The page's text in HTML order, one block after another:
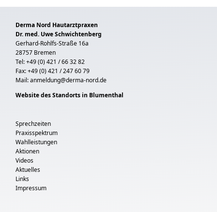
Derma Nord Hautarztpraxen
Dr. med. Uwe Schwichtenberg
Gerhard-Rohlfs-Straße 16a
28757 Bremen
Tel: +49 (0) 421 / 66 32 82
Fax: +49 (0) 421 / 247 60 79
Mail:anmeldung@derma-nord.de
Website des Standorts in Blumenthal
Sprechzeiten
Praxisspektrum
Wahlleistungen
Aktionen
Videos
Aktuelles
Links
Impressum